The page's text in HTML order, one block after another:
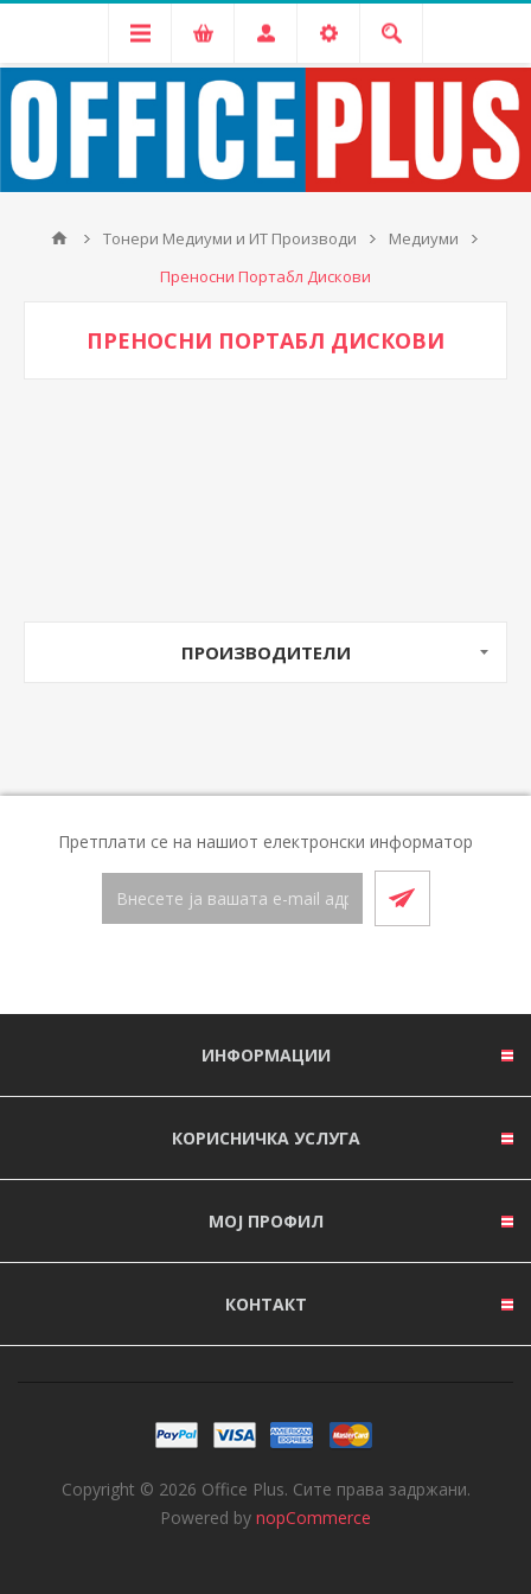
Тонери Медиуми и ИТ Производи
Медиуми
Преносни Портабл Дискови
ПРЕНОСНИ ПОРТАБЛ ДИСКОВИ
ПРОИЗВОДИТЕЛИ
Претплати се на нашиот електронски информатор
ИНФОРМАЦИИ
КОРИСНИЧКА УСЛУГА
МОЈ ПРОФИЛ
КОНТАКТ
Copyright © 2026 Office Plus. Сите права задржани.
Powered by nopCommerce